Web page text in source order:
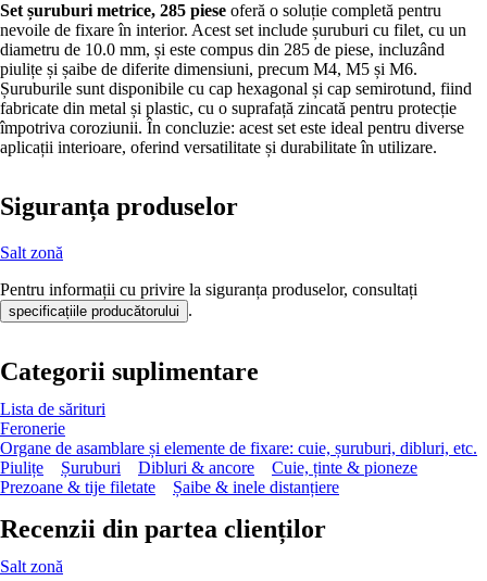
Set șuruburi metrice, 285 piese oferă o soluție completă pentru
nevoile de fixare în interior. Acest set include șuruburi cu filet, cu un
diametru de 10.0 mm, și este compus din 285 de piese, incluzând
piulițe și șaibe de diferite dimensiuni, precum M4, M5 și M6.
Șuruburile sunt disponibile cu cap hexagonal și cap semirotund, fiind
fabricate din metal și plastic, cu o suprafață zincată pentru protecție
împotriva coroziunii. În concluzie: acest set este ideal pentru diverse
aplicații interioare, oferind versatilitate și durabilitate în utilizare.
Siguranța produselor
Salt zonă
Pentru informații cu privire la siguranța produselor, consultați
specificațiile producătorului .
Categorii suplimentare
Lista de sărituri
Feronerie
Organe de asamblare și elemente de fixare: cuie, șuruburi, dibluri, etc.
Piulițe
Șuruburi Dibluri & ancore
Cuie, ținte & pioneze
Prezoane & tije filetate
Șaibe & inele distanțiere
Recenzii din partea clienților
Salt zonă